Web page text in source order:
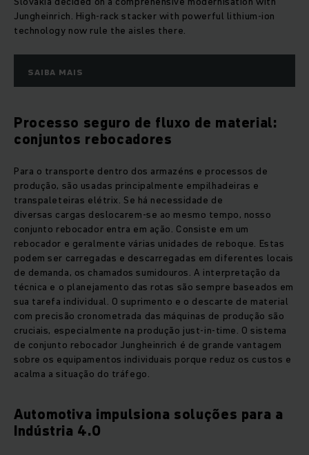
Jungheinrich. High-rack stacker with powerful lithium-ion
technology now rule the aisles there.
SAIBA MAIS
Processo seguro de fluxo de material:
conjuntos rebocadores
Para o transporte dentro dos armazéns e processos de
produção, são usadas principalmente empilhadeiras e
transpaleteiras elétrix. Se há necessidade de
diversas cargas deslocarem-se ao mesmo tempo, nosso
conjunto rebocador entra em ação. Consiste em um
rebocador e geralmente várias unidades de reboque. Estas
podem ser carregadas e descarregadas em diferentes locais
de demanda, os chamados sumidouros. A interpretação da
técnica e o planejamento das rotas são sempre baseados em
sua tarefa individual. O suprimento e o descarte de material
com precisão cronometrada das máquinas de produção são
cruciais, especialmente na produção just-in-time. O sistema
de conjunto rebocador Jungheinrich é de grande vantagem
sobre os equipamentos individuais porque reduz os custos e
acalma a situação do tráfego.
Automotiva impulsiona soluções para a
Indústria 4.0